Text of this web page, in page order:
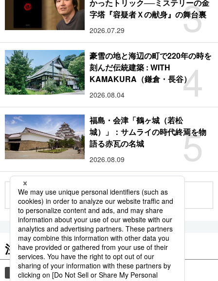
3
かったトリック──ミステリーの金
字塔『容疑者Ｘの献身』の舞台裏
2026.07.29
4
豪雪の地と海辺の町で220年の時を
刻んだ伝統建築 : WITH
KAMAKURA（鎌倉・長谷）
2026.08.04
5
福島・会津「鶴ヶ城（若松
城）」：サムライの時代終焉を物
語る赤瓦の名城
2026.08.09
もっと見る
注目のキーワード
共同通信ニュース 気象・災害 災害